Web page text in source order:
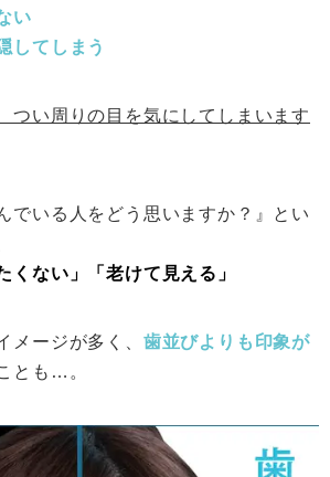
い
してしまう
つい周りの目を気にしてしまいます
でいる人をどう思いますか？』とい
くない」「老けて見える」
メージが多く、 歯並びよりも印象が
とも…。